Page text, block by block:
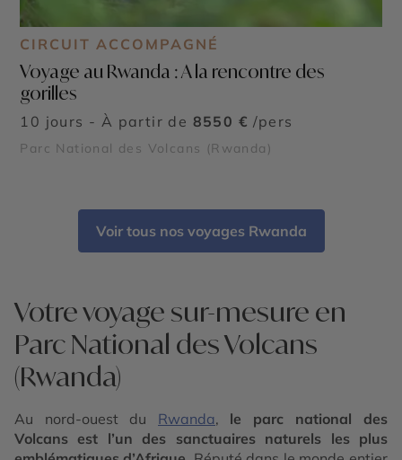
CIRCUIT ACCOMPAGNÉ
Voyage au Rwanda : A la rencontre des
gorilles
10 jours - À partir de 8550 € /pers
Parc National des Volcans (Rwanda)
Voir tous nos voyages Rwanda
Votre voyage sur-mesure en
Parc National des Volcans
(Rwanda)
Au nord-ouest du Rwanda, le parc national des
Volcans est l’un des sanctuaires naturels les plus